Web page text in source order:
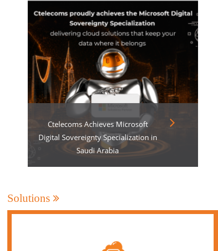
Ctelecoms Achieves Microsoft
Digital Sovereignty Specialization in
Saudi Arabia
Solutions